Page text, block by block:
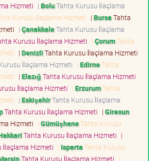
Hizmeti | BoluTahta Kurusu İlaçlama
Kurusu İlaçlama Hizmeti | BursaTahta
| ÇanakkaleTahta Kurusu İlaçlama
Kurusu İlaçlama Hizmeti | ÇorumTahta
| DenizliTahta Kurusu İlaçlama Hizmeti
İlaçlama Hizmeti | EdirneTahta
| ElazığTahta Kurusu İlaçlama Hizmeti
İlaçlama Hizmeti | ErzurumTahta
| EskişehirTahta Kurusu İlaçlama
Tahta Kurusu İlaçlama Hizmeti | Giresun
Hizmeti | GümüşhaneTahta Kurusu
Tahta Kurusu İlaçlama Hizmeti |
Hizmeti | IspartaTahta Kurusu
Tahta Kurusu İlaçlama Hizmeti |